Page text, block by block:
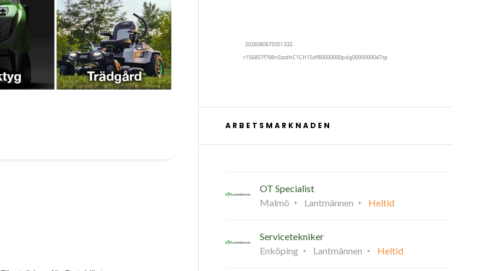
ARBETSMARKNADEN
OT Specialist
Malmö
Lantmännen Heltid
Servicetekniker
Enköping
Lantmännen Heltid